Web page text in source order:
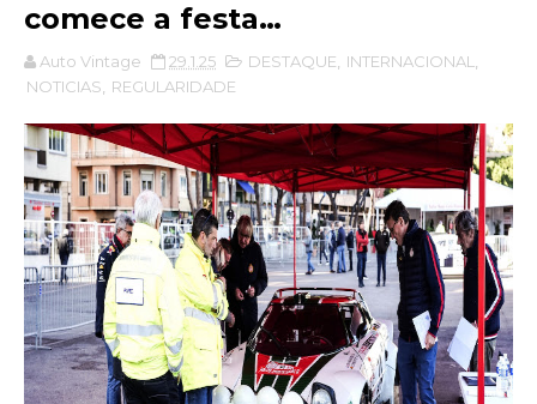
comece a festa…
Auto Vintage 29.1.25 DESTAQUE INTERNACIONAL
NOTICIAS
REGULARIDADE